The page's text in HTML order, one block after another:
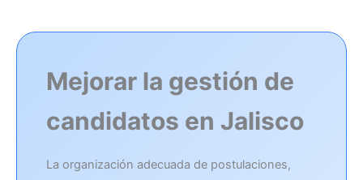
Mejorar la gestión de
candidatos en Jalisco
La organización adecuada de postulaciones,